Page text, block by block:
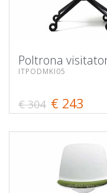
Poltrona
ITPODMKI05
€ 304 € 243